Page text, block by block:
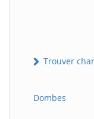
Trouver
Dombes